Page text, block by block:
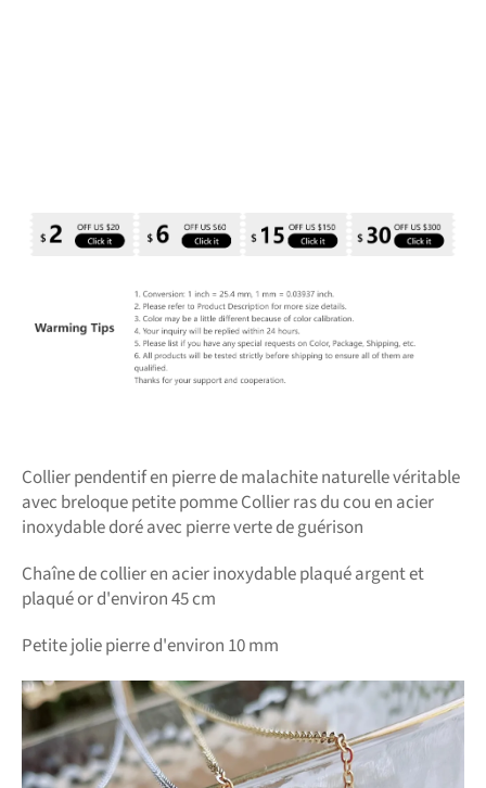
Collier pendentif en pierre de malachite naturelle véritable
avec breloque petite pomme Collier ras du cou en acier
inoxydable doré avec pierre verte de guérison
Chaîne de collier en acier inoxydable plaqué argent et
plaqué or d'environ 45 cm
Petite jolie pierre d'environ 10 mm